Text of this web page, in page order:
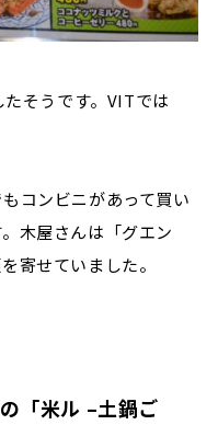
そうです。VITでは
コンビニがあって買い
木屋さんは「グエン
寄せていました。
「米ル –土鍋ご